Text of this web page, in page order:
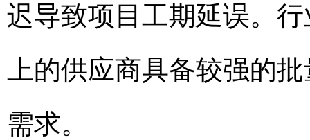
迟导致项目工期延误。
上的供应商具备较强的
需求。